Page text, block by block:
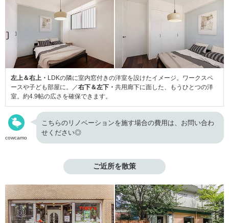
左上＆右上・ LDKの隣に室内窓付きの洋室を設けたイメージ。ワークスペ
ースや子ども部屋に。／右下＆左下・ 共用廊下に面した、もうひとつの洋
室。約4.9帖の広さを確保できます。
cowcamo
こちらのリノベーションを施す場合の費用は、お問い合わ
せください◎
ご近所を散策